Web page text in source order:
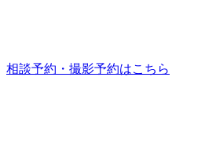
相談予約・撮影予約はこちら